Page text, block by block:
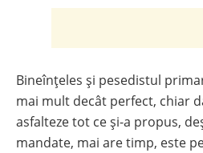
Bineînțeles și pesedistul
mai mult decât perfect, chiar
asfalteze tot ce și-a propus,
mandate, mai are timp, este